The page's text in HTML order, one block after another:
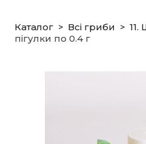
Каталог Всі гриби 11.
пігулки по 0.4 г